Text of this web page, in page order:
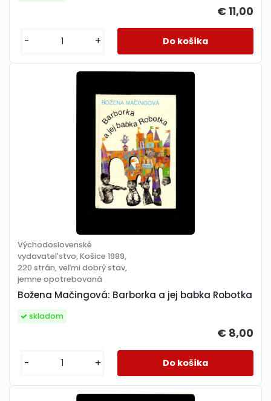
€ 11,00
- +
Božena Mačingová: Barborka a jej babka Robotka
Východoslovenské
vydavatel'stvo, Košice 1989,
220 strán, veľmi dobrý stav,
jemne opotrebovaná
€ 8,00
skladom
- +